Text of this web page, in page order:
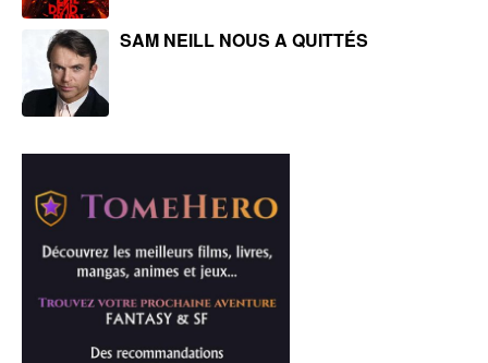
SAM NEILL NOUS A QUITTÉS